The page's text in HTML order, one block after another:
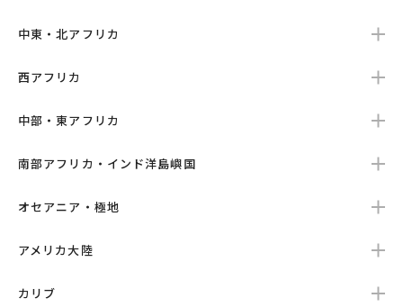
中東・北アフリカ
西アフリカ
中部・東アフリカ
南部アフリカ・インド洋島嶼国
オセアニア・極地
アメリカ大陸
カリブ